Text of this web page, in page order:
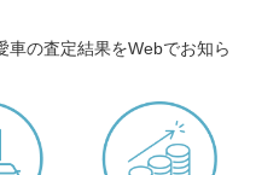
車の査定結果をWebでお知ら